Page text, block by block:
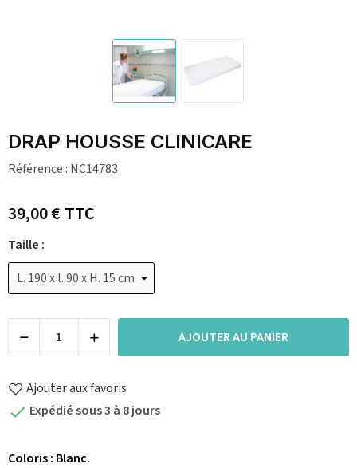
DRAP HOUSSE CLINICARE
Référence : NC14783
39,00 €TTC
Taille :
AJOUTER AU PANIER
Ajouter aux favoris
 Expédié sous 3 à 8 jours
Coloris : Blanc.